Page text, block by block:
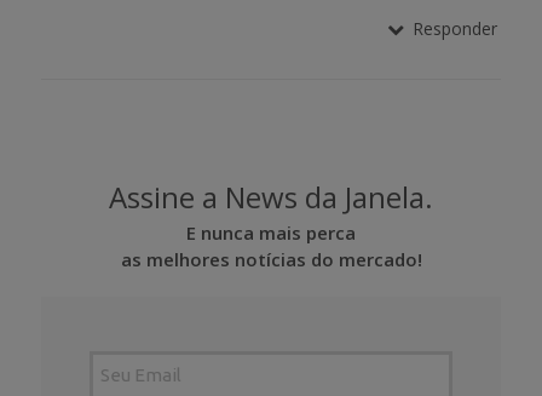
Responder
Assine a News da Janela.
E nunca mais perca
as melhores notícias do mercado!